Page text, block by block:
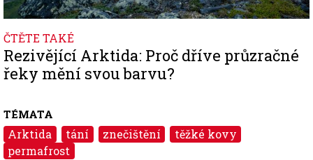
ČTĚTE TAKÉ
Rezivějící Arktida: Proč dříve průzračné
řeky mění svou barvu?
TÉMATA
Arktida tání znečištění
těžké kovy
permafrost